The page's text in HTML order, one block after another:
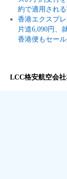
約で適用され
香港エクスプ
片道6,090円、
香港便もセー
LCC格安航空会